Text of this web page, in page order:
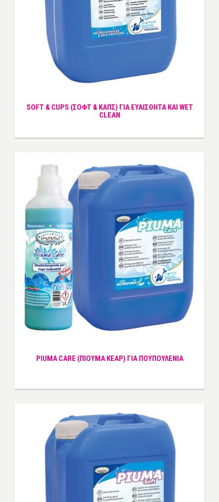
SOFT & CUPS (ΣΟΦΤ & ΚΑΠΣ) ΓΙΑ ΕΥΑΙΣΘΗΤΑ ΚΑΙ WET
CLEAN
PIUMA CARE (ΠΙΟΥΜΑ ΚΕΑΡ) ΓΙΑ ΠΟΥΠΟΥΛΕΝΙΑ